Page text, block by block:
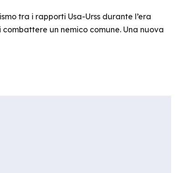
tra i rapporti Usa-Urss durante l’era
un nemico comune. Una nuova